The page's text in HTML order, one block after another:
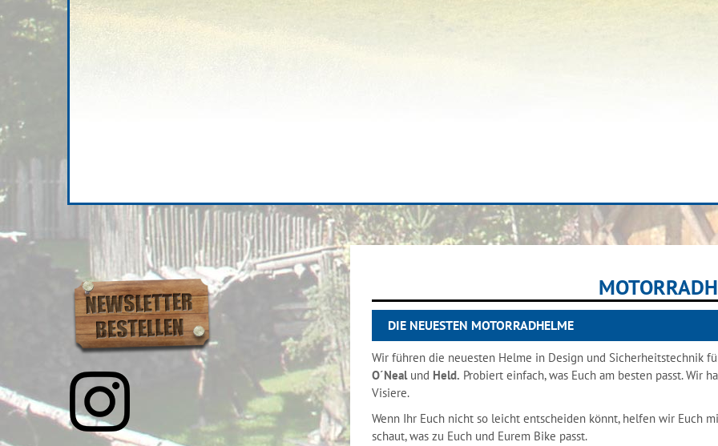
DIE NEUESTEN MOTORRADHELME
Wir führen die neuesten Helme in Design und Sicherheitstechnik
O´Nealund Held. Probiert einfach, was Euch am besten passt. Wir
Visiere.
Wenn Ihr Euch nicht so leicht entscheiden könnt, helfen wir Euch
schaut, was zu Euch und Eurem Bike passt.